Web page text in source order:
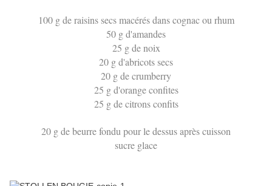
100 g de raisins secs macérés dans cognac ou rhum
50 g d'amandes
25 g de noix
20 g d'abricots secs
20 g de crumberry
25 g d'orange confites
25 g de citrons confits
20 g de beurre fondu pour le dessus après cuisson
sucre glace